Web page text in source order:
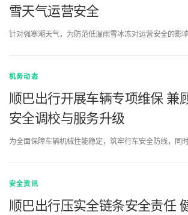
雪天气运营安全
针对强寒潮天气，为防范低温雨雪冰冻对运营安全的影
机务动态
顺巴出行开展车辆专项维保 兼
安全调校与服务升级
为全面保障车辆机械性能稳定，筑牢行车安全防线，同
安全资讯
顺巴出行压实全链条安全责任